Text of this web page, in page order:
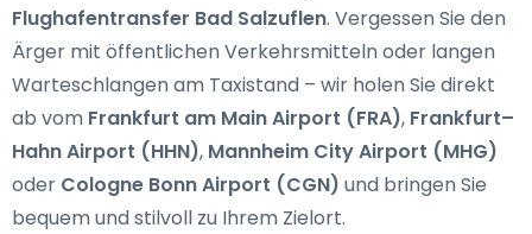
Flughafentransfer Bad Salzuflen. Vergessen Sie den
Ärger mit öffentlichen Verkehrsmitteln oder langen
Warteschlangen am Taxistand – wir holen Sie direkt
ab vom Frankfurt am Main Airport (FRA), Frankfurt–
Hahn Airport (HHN), Mannheim City Airport (MHG)
oder Cologne Bonn Airport (CGN) und bringen Sie
bequem und stilvoll zu Ihrem Zielort.